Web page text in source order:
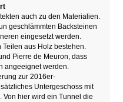
auch zu den Materialien.
geschlämmten Backsteinen
eingesetzt werden.
aus Holz bestehen.
Pierre de Meuron, dass
angeeignet werden.
zur 2016er-
Untergeschoss mit
Von hier wird ein Tunnel die